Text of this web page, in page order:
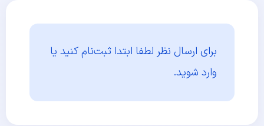
برای ارسال نظر لطفا ابتدا ثبت‌نام کنید یا
وارد شوید.